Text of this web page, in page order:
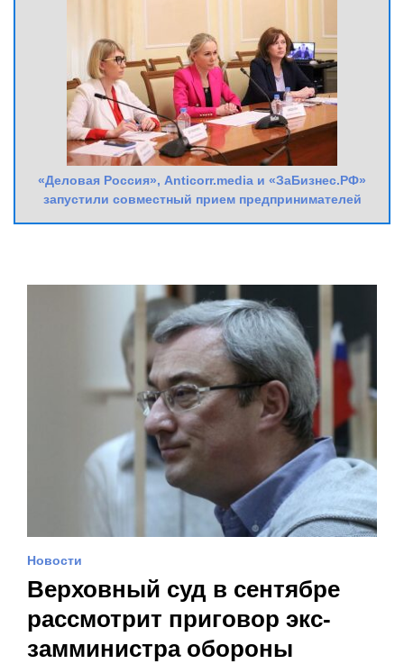
«Деловая Россия», Anticorr.media и «ЗаБизнес.РФ»
запустили совместный прием предпринимателей
Новости
Верховный суд в сентябре
рассмотрит приговор экс-
замминистра обороны